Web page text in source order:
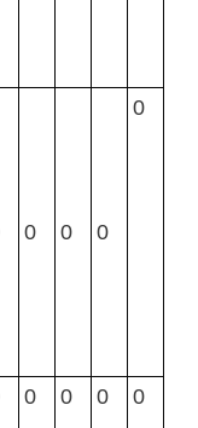
0 0 0
0
0 0 0 0